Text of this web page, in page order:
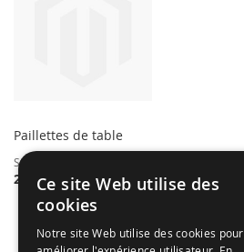
Paillettes de table
Starting at
2,50 €Ce site Web utilise des
cookies
Notre site Web utilise des cookies pour